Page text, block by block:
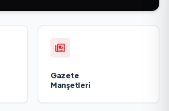
Gazete
Manşetleri